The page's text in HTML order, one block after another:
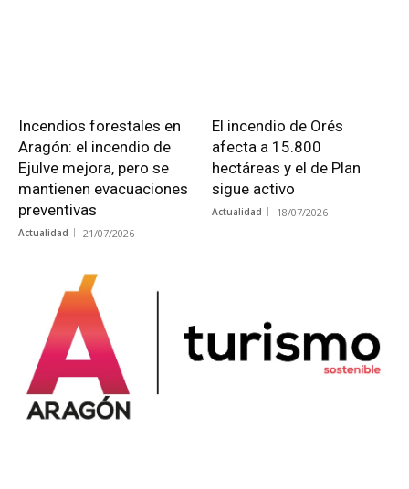
Incendios forestales en
Aragón: el incendio de
Ejulve mejora, pero se
mantienen evacuaciones
preventivas
Actualidad 21/07/2026
El incendio de Orés
afecta a 15.800
hectáreas y el de Plan
sigue activo
Actualidad 18/07/2026